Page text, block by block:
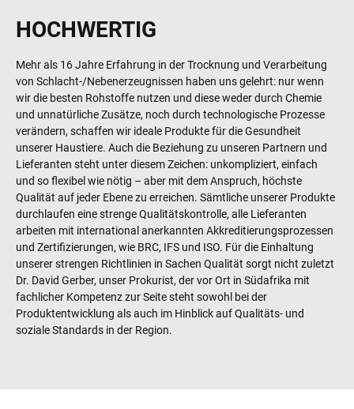
HOCHWERTIG
Mehr als 16 Jahre Erfahrung in der Trocknung und Verarbeitung
von Schlacht-/Nebenerzeugnissen haben uns gelehrt: nur wenn
wir die besten Rohstoffe nutzen und diese weder durch Chemie
und unnatürliche Zusätze, noch durch technologische Prozesse
verändern, schaffen wir ideale Produkte für die Gesundheit
unserer Haustiere. Auch die Beziehung zu unseren Partnern und
Lieferanten steht unter diesem Zeichen: unkompliziert, einfach
und so flexibel wie nötig – aber mit dem Anspruch, höchste
Qualität auf jeder Ebene zu erreichen. Sämtliche unserer Produkte
durchlaufen eine strenge Qualitätskontrolle, alle Lieferanten
arbeiten mit international anerkannten Akkreditierungsprozessen
und Zertifizierungen, wie BRC, IFS und ISO. Für die Einhaltung
unserer strengen Richtlinien in Sachen Qualität sorgt nicht zuletzt
Dr. David Gerber, unser Prokurist, der vor Ort in Südafrika mit
fachlicher Kompetenz zur Seite steht sowohl bei der
Produktentwicklung als auch im Hinblick auf Qualitäts- und
soziale Standards in der Region.